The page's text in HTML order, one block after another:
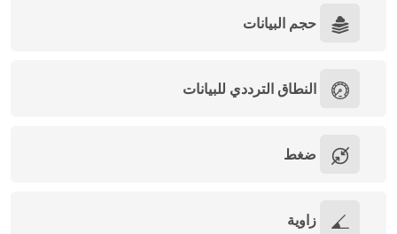
حجم البيانات
النطاق الترددي للبيانات
ضغط
زاوية